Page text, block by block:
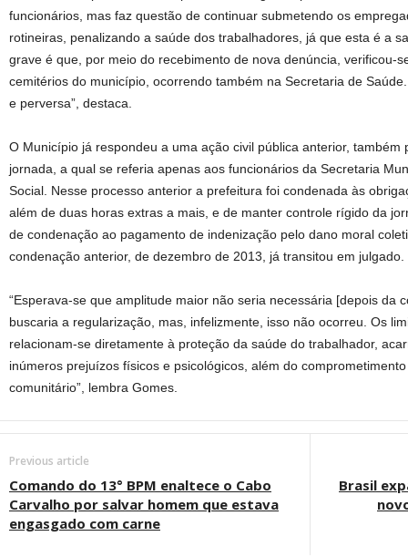
funcionários, mas faz questão de continuar submetendo os
rotineiras, penalizando a saúde dos trabalhadores, já que esta é a
grave é que, por meio do recebimento de nova denúncia, verificou-
cemitérios do município, ocorrendo também na Secretaria de
e perversa”, destaca.
O Município já respondeu a uma ação civil pública anterior, também
jornada, a qual se referia apenas aos funcionários da Secretaria
Social. Nesse processo anterior a prefeitura foi condenada às
além de duas horas extras a mais, e de manter controle rígido da
de condenação ao pagamento de indenização pelo dano moral
condenação anterior, de dezembro de 2013, já transitou em julgado.
“Esperava-se que amplitude maior não seria necessária [depois da
buscaria a regularização, mas, infelizmente, isso não ocorreu. Os
relacionam-se diretamente à proteção da saúde do trabalhador,
inúmeros prejuízos físicos e psicológicos, além do
comunitário”, lembra Gomes.
Previous article
Comando do 13° BPM enaltece o Cabo
Carvalho por salvar homem que estava
engasgado com carne
Brasil